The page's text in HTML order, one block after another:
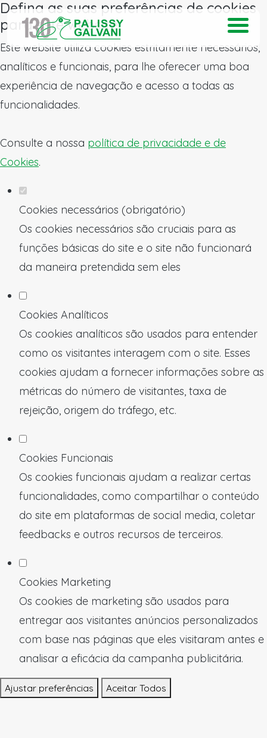
Defina as suas preferências de cookies
para este website.
Este website utiliza cookies estritamente necessários,
analíticos e funcionais, para lhe oferecer uma boa
experiência de navegação e acesso a todas as
funcionalidades.
Consulte a nossa política de privacidade e de
Cookies.
Cookies necessários (obrigatório)
Os cookies necessários são cruciais para as
funções básicas do site e o site não funcionará
da maneira pretendida sem eles
Cookies Analíticos
Os cookies analíticos são usados para entender
como os visitantes interagem com o site. Esses
cookies ajudam a fornecer informações sobre as
métricas do número de visitantes, taxa de
rejeição, origem do tráfego, etc.
Cookies Funcionais
Os cookies funcionais ajudam a realizar certas
funcionalidades, como compartilhar o conteúdo
do site em plataformas de social media, coletar
feedbacks e outros recursos de terceiros.
Cookies Marketing
Os cookies de marketing são usados para
entregar aos visitantes anúncios personalizados
com base nas páginas que eles visitaram antes e
analisar a eficácia da campanha publicitária.
Ajustar preferências Aceitar Todos